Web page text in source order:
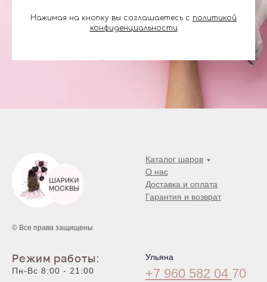
Нажимая на кнопку вы соглашаетесь с политикой
конфиденциальности
© Все права защищены
Каталог шаров
О нас
Доставка и оплата
Гарантия и возврат
Режим работы:
Пн-Вс 8:00 - 21:00
Ульяна
+7 960 582 04 70